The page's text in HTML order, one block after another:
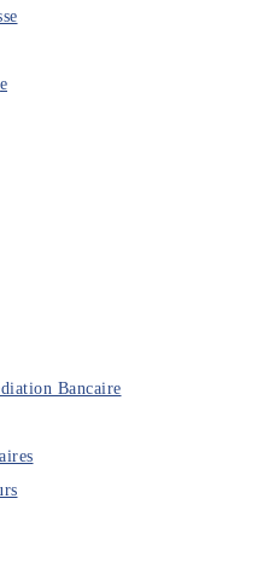
Bancaire